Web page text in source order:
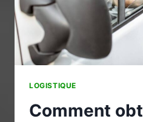
LANCER
LOGISTIQUE
Comment